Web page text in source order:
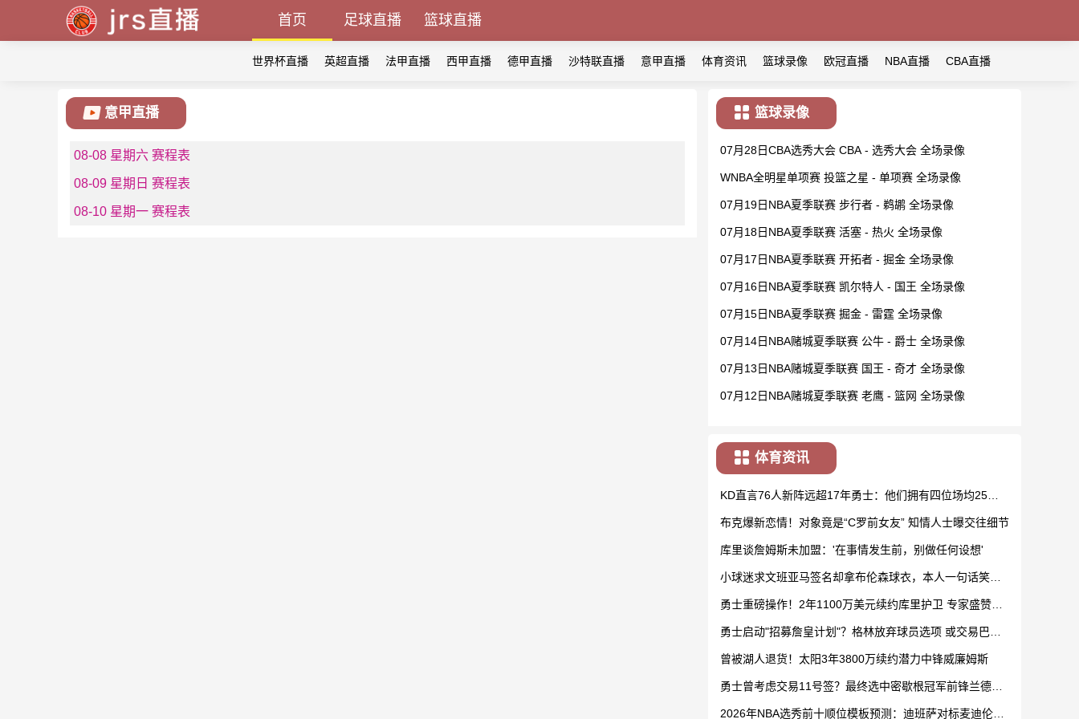
首页 足球直播 篮球直播
世界杯直播 英超直播 法甲直播 西甲直播 德甲直播 沙特联直播 意甲直播 体育资讯 篮球录像 欧冠直播 NBA直播 CBA直播
意甲直播
08-08 星期六 赛程表
08-09 星期日 赛程表
08-10 星期一 赛程表
篮球录像
07月28日CBA选秀大会 CBA - 选秀大会 全场录像
WNBA全明星单项赛 投篮之星 - 单项赛 全场录像
07月19日NBA夏季联赛 步行者 - 鹈鹕 全场录像
07月18日NBA夏季联赛 活塞 - 热火 全场录像
07月17日NBA夏季联赛 开拓者 - 掘金 全场录像
07月16日NBA夏季联赛 凯尔特人 - 国王 全场录像
07月15日NBA夏季联赛 掘金 - 雷霆 全场录像
07月14日NBA赌城夏季联赛 公牛 - 爵士 全场录像
07月13日NBA赌城夏季联赛 国王 - 奇才 全场录像
07月12日NBA赌城夏季联赛 老鹰 - 篮网 全场录像
体育资讯
KD直言76人新阵远超17年勇士：他们拥有四位场均25分
布克爆新恋情！对象竟是“C罗前女友” 知情人士曝交往细节
库里谈詹姆斯未加盟：'在事情发生前，别做任何设想'
小球迷求文班亚马签名却拿布伦森球衣，本人一句话笑翻
勇士重磅操作！2年1100万美元续约库里护卫 专家盛赞：
勇士启动"招募詹皇计划"？格林放弃球员选项 或交易巴特
曾被湖人退货！太阳3年3800万续约潜力中锋威廉姆斯
勇士曾考虑交易11号签？最终选中密歇根冠军前锋兰德尔
2026年NBA选秀前十顺位模板预测：迪班萨对标麦迪伦纳